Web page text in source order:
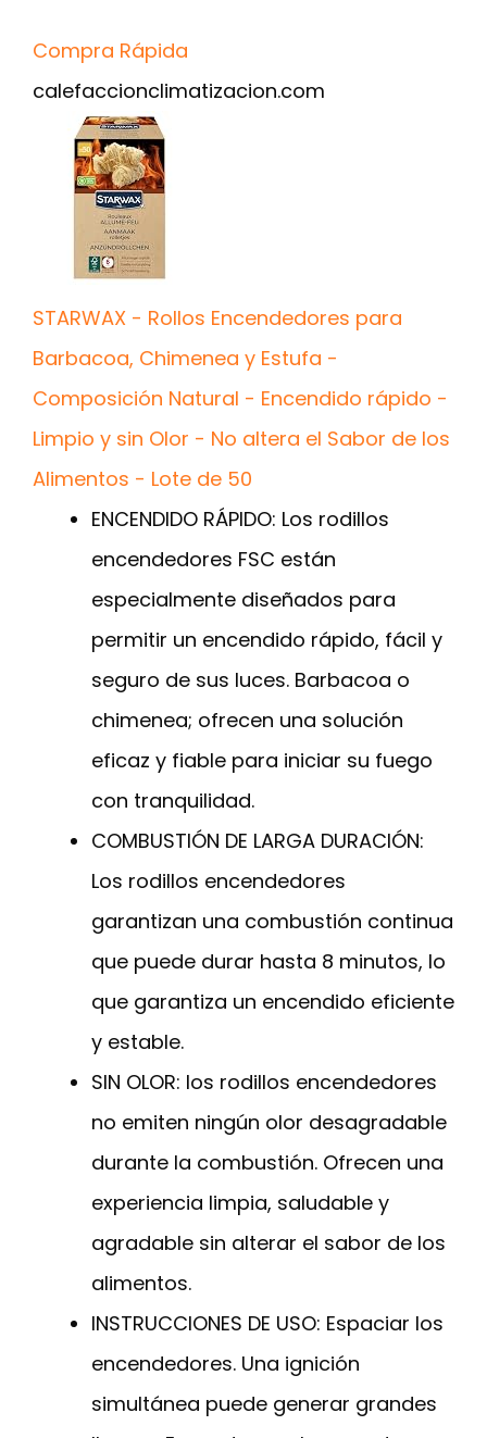
Compra Rápida
calefaccionclimatizacion.com
STARWAX - Rollos Encendedores para
Barbacoa, Chimenea y Estufa -
Composición Natural - Encendido rápido -
Limpio y sin Olor - No altera el Sabor de los
Alimentos - Lote de 50
ENCENDIDO RÁPIDO: Los rodillos
encendedores FSC están
especialmente diseñados para
permitir un encendido rápido, fácil y
seguro de sus luces. Barbacoa o
chimenea; ofrecen una solución
eficaz y fiable para iniciar su fuego
con tranquilidad.
COMBUSTIÓN DE LARGA DURACIÓN:
Los rodillos encendedores
garantizan una combustión continua
que puede durar hasta 8 minutos, lo
que garantiza un encendido eficiente
y estable.
SIN OLOR: los rodillos encendedores
no emiten ningún olor desagradable
durante la combustión. Ofrecen una
experiencia limpia, saludable y
agradable sin alterar el sabor de los
alimentos.
INSTRUCCIONES DE USO: Espaciar los
encendedores. Una ignición
simultánea puede generar grandes